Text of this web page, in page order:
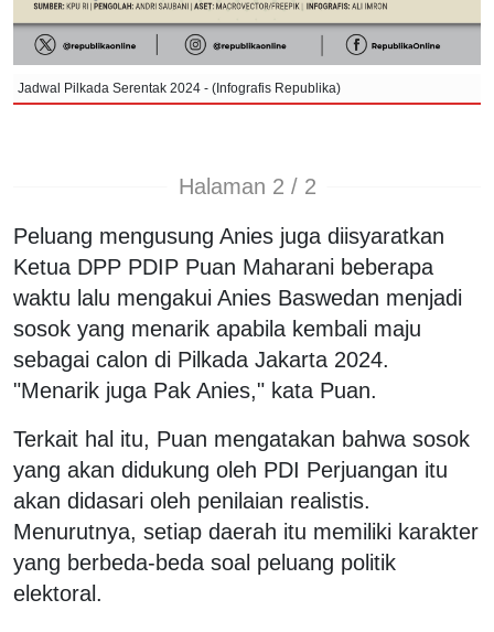
Jadwal Pilkada Serentak 2024 - (Infografis Republika)
Halaman 2 / 2
Peluang mengusung Anies juga diisyaratkan
Ketua DPP PDIP Puan Maharani beberapa
waktu lalu mengakui Anies Baswedan menjadi
sosok yang menarik apabila kembali maju
sebagai calon di Pilkada Jakarta 2024.
"Menarik juga Pak Anies," kata Puan.
Terkait hal itu, Puan mengatakan bahwa sosok
yang akan didukung oleh PDI Perjuangan itu
akan didasari oleh penilaian realistis.
Menurutnya, setiap daerah itu memiliki karakter
yang berbeda-beda soal peluang politik
elektoral.